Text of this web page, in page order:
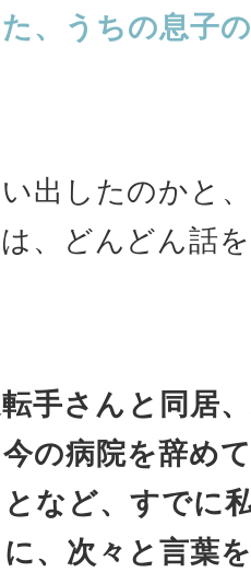
た、うちの息子
出したのかと
、どんどん話
手さんと同居
の病院を辞め
など、すでに
、次々と言葉